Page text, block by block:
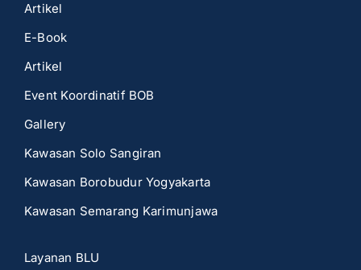
Artikel
E-Book
Artikel
Event Koordinatif BOB
Gallery
Kawasan Solo Sangiran
Kawasan Borobudur Yogyakarta
Kawasan Semarang Karimunjawa
Layanan BLU